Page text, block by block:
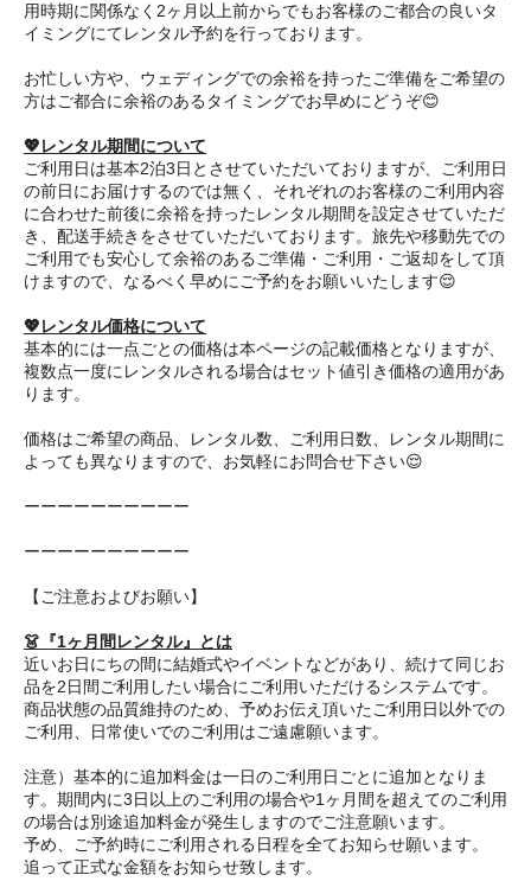
用時期に関係なく2ヶ月以上前からでもお客様のご都合の良いタ
イミングにてレンタル予約を行っております。
お忙しい方や、ウェディングでの余裕を持ったご準備をご希望の
方はご都合に余裕のあるタイミングでお早めにどうぞ😊
💖レンタル期間について
ご利用日は基本2泊3日とさせていただいておりますが、ご利用日
の前日にお届けするのでは無く、それぞれのお客様のご利用内容
に合わせた前後に余裕を持ったレンタル期間を設定させていただ
き、配送手続きをさせていただいております。旅先や移動先での
ご利用でも安心して余裕のあるご準備・ご利用・ご返却をして頂
けますので、なるべく早めにご予約をお願いいたします😌
💖レンタル価格について
基本的には一点ごとの価格は本ページの記載価格となりますが、
複数点一度にレンタルされる場合はセット値引き価格の適用があ
ります。
価格はご希望の商品、レンタル数、ご利用日数、レンタル期間に
よっても異なりますので、お気軽にお問合せ下さい😌
ーーーーーーーーーー
ーーーーーーーーーー
【ご注意およびお願い】
👗『1ヶ月間レンタル』とは
近いお日にちの間に結婚式やイベントなどがあり、続けて同じお
品を2日間ご利用したい場合にご利用いただけるシステムです。
商品状態の品質維持のため、予めお伝え頂いたご利用日以外での
ご利用、日常使いでのご利用はご遠慮願います。
注意）基本的に追加料金は一日のご利用日ごとに追加となりま
す。期間内に3日以上のご利用の場合や1ヶ月間を超えてのご利用
の場合は別途追加料金が発生しますのでご注意願います。
予め、ご予約時にご利用される日程を全てお知らせ願います。
追って正式な金額をお知らせ致します。